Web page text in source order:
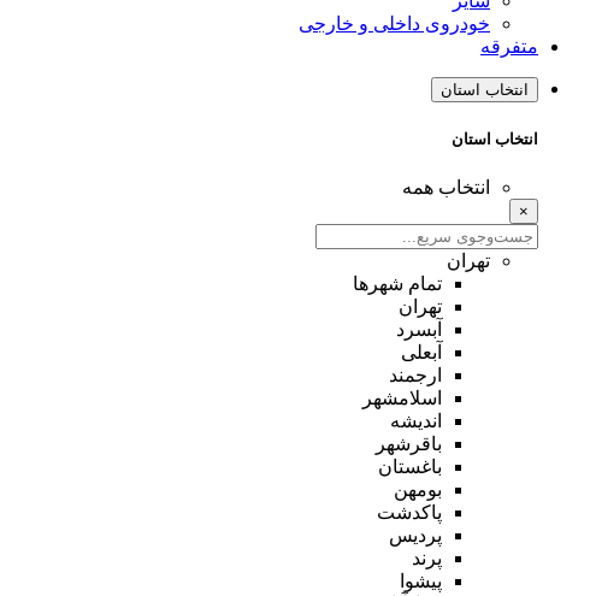
خودروی داخلی و خارجی
متفرقه
انتخاب استان
انتخاب استان
انتخاب همه
×
تهران
تمام شهر‌ها
تهران
آبسرد
آبعلی
ارجمند
اسلامشهر
اندیشه
باقرشهر
باغستان
بومهن
پاکدشت
پردیس
پرند
پیشوا